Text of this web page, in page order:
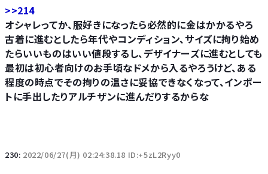
>>214
オシャレってか、服好きになったら必然的に金はかかるやろ
古着に進むとしたら年代やコンディション、サイズに拘り始め
たらいいものはいい値段するし、デザイナーズに進むとしても
最初は初心者向けのお手頃なドメから入るやろうけど、ある
程度の時点でその拘りの温さに妥協できなくなって、インポー
トに手出したりアルチザンに進んだりするからな
230: 2022/06/27(月) 02:24:38.18 ID:+5zL2Ryy0